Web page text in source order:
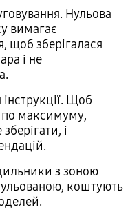
Нульова
вимагає
щоб зберігалася
і не
Щоб
по максимуму,
і
з зоною
коштують